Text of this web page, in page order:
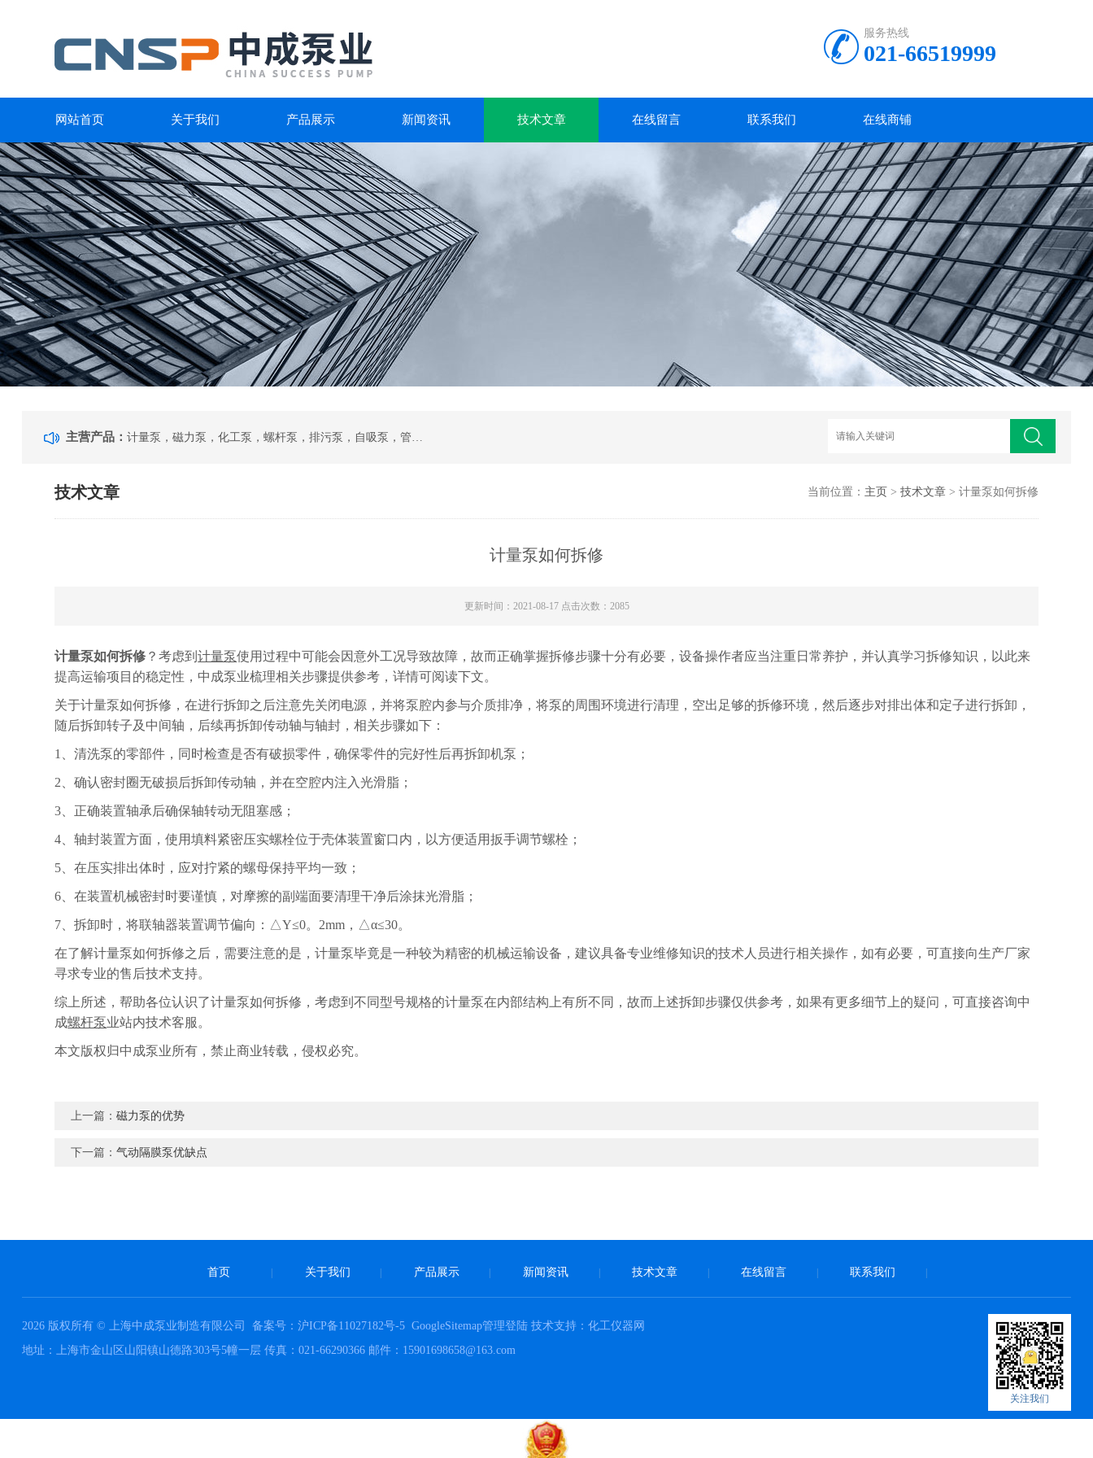
服务热线
021-66519999
网站首页 关于我们 产品展示 新闻资讯 技术文章 在线留言 联系我们 在线商铺
主营产品： 计量泵，磁力泵，化工泵，螺杆泵，排污泵，自吸泵，管道泵，多级泵，隔膜泵，齿轮油泵
技术文章 当前位置： 主页 > 技术文章> 计量泵如何拆修
计量泵如何拆修
更新时间：2021-08-17 点击次数：2085
计量泵如何拆修 ？考虑到计量泵使用过程中可能会因意外工况导致故障，故而正确掌握拆修步骤十分有必要，设备操作者应当注重日常养护，并认真学习拆修知识，以此来
提高运输项目的稳定性，中成泵业梳理相关步骤提供参考，详情可阅读下文。
关于计量泵如何拆修，在进行拆卸之后注意先关闭电源，并将泵腔内参与介质排净，将泵的周围环境进行清理，空出足够的拆修环境，然后逐步对排出体和定子进行拆卸，
随后拆卸转子及中间轴，后续再拆卸传动轴与轴封，相关步骤如下：
1、清洗泵的零部件，同时检查是否有破损零件，确保零件的完好性后再拆卸机泵；
2、确认密封圈无破损后拆卸传动轴，并在空腔内注入光滑脂；
3、正确装置轴承后确保轴转动无阻塞感；
4、轴封装置方面，使用填料紧密压实螺栓位于壳体装置窗口内，以方便适用扳手调节螺栓；
5、在压实排出体时，应对拧紧的螺母保持平均一致；
6、在装置机械密封时要谨慎，对摩擦的副端面要清理干净后涂抹光滑脂；
7、拆卸时，将联轴器装置调节偏向：△Y≤0。2mm，△α≤30。
在了解计量泵如何拆修之后，需要注意的是，计量泵毕竟是一种较为精密的机械运输设备，建议具备专业维修知识的技术人员进行相关操作，如有必要，可直接向生产厂家
寻求专业的售后技术支持。
综上所述，帮助各位认识了计量泵如何拆修，考虑到不同型号规格的计量泵在内部结构上有所不同，故而上述拆卸步骤仅供参考，如果有更多细节上的疑问，可直接咨询中
成螺杆泵业站内技术客服。
本文版权归中成泵业所有，禁止商业转载，侵权必究。
上一篇：磁力泵的优势
下一篇：气动隔膜泵优缺点
首页 关于我们 产品展示 新闻资讯 技术文章 在线留言 联系我们
2026 版权所有 © 上海中成泵业制造有限公司 备案号：沪ICP备11027182号-5 GoogleSitemap管理登陆技术支持： 化工仪器网
地址：上海市金山区山阳镇山德路303号5幢一层 传真：021-66290366 邮件：15901698658@163.com
关注我们